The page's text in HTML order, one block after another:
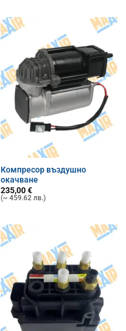
Компресор въздушно
окачване
235,00€
(~ 459.62 лв.)